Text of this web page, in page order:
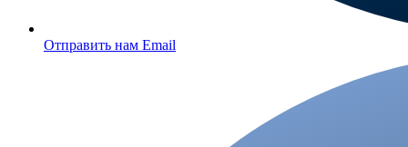
Отправить нам Email